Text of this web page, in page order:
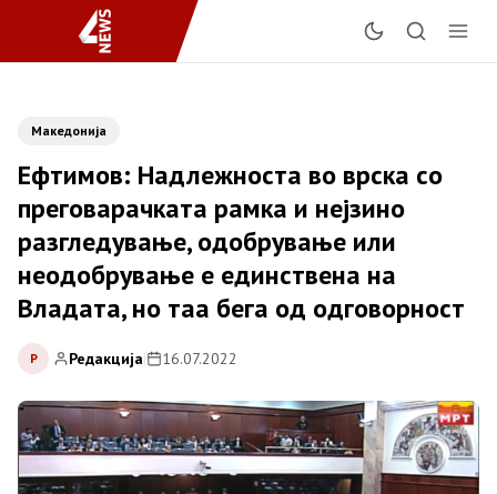
Македонија
Ефтимов: Надлежноста во врска со
преговарачката рамка и нејзино
разгледување, одобрување или
неодобрување е единствена на
Владата, но таа бега од одговорност
Р Редакција| 16.07.2022